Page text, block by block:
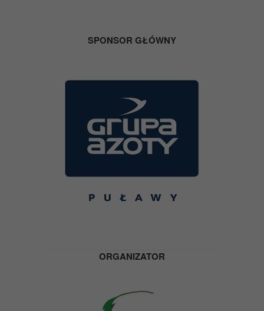
SPONSOR GŁÓWNY
ORGANIZATOR